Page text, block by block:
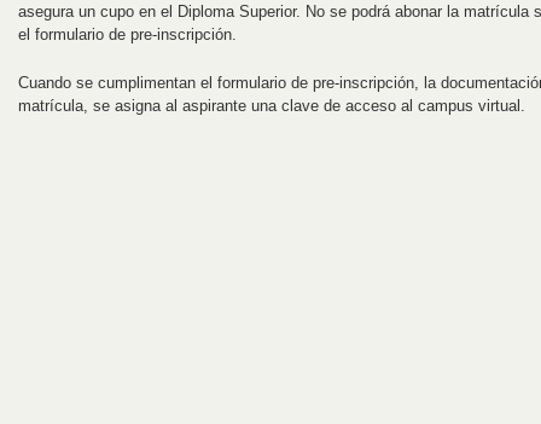
asegura un cupo en el Diploma Superior. No se podrá abonar la matrícula
el formulario de pre-inscripción.
Cuando se cumplimentan el formulario de pre-inscripción, la
matrícula, se asigna al aspirante una clave de acceso al campus virtual.